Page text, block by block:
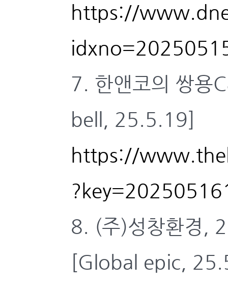
https://
7. 한앤코의 쌍용
bell, 25.5.19]
https://
8. (주)성창환경,
[Global epic,